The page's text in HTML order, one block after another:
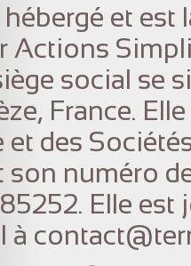
hébergé et
Actions
social se
France.
et des
son numéro
Elle est
à